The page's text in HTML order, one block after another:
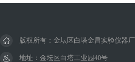
版权所有：金坛区白塔金昌实验仪器厂
地址：金坛区白塔工业园40号